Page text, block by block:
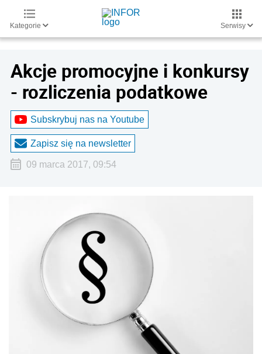
Kategorie Serwisy
Akcje promocyjne i konkursy
- rozliczenia podatkowe
Subskrybuj nas na Youtube
Zapisz się na newsletter
09 marca 2017, 09:54